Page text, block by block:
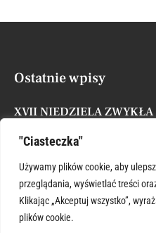
"Ciasteczka"
Używamy plików cookie, aby
przeglądania, wyświetlać treści
Klikając „Akceptuj wszystko”,
plików cookie.
Ostatnie wpisy
XVII NIEDZIELA ZWYKŁA
ŚWIĘTY KRZYSZTOFIE
Posted byAdministrator 26 lipca, 2026
XVI NIEDZIELA ZWYKŁA